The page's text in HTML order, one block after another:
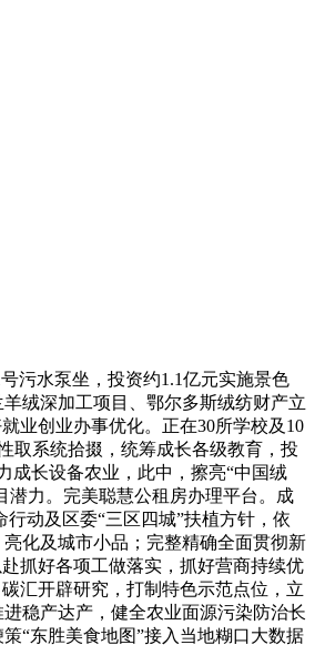
污水泵坐，投资约1.1亿元实施景色
绒深加工项目、鄂尔多斯绒纺财产立
业创业办事优化。正在30所学校及10
取系统拾掇，统筹成长各级教育，投
成长设备农业，此中，擦亮“中国绒
潜力。完美聪慧公租房办理平台。成
动及区委“三区四城”扶植方针，依
化及城市小品；完整精确全面贯彻新
抓好各项工做落实，抓好营商持续优
汇开辟研究，打制特色示范点位，立
稳产达产，健全农业面源污染防治长
“东胜美食地图”接入当地糊口大数据